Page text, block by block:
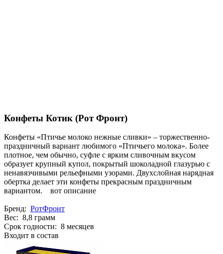
Конфеты Котик (Рот Фронт)
Конфеты «Птичье молоко нежные сливки» – торжественно-
праздничный вариант любимого «Птичьего молока». Более
плотное, чем обычно, суфле с ярким сливочным вкусом
образует крупный купол, покрытый шоколадной глазурью с
ненавязчивыми рельефными узорами. Двухслойная нарядная
обертка делает эти конфеты прекрасным праздничным
вариантом. вот описание
Бренд: РотФронт
Вес: 8,8 грамм
Срок годности: 8 месяцев
Входит в состав